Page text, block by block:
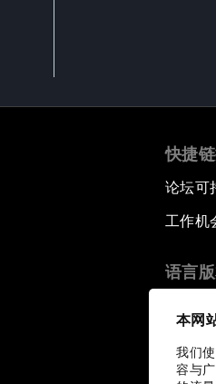
本网
我们
容与
快捷
论坛可
工作机
语言